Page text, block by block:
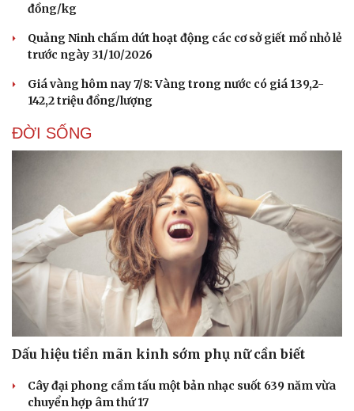
Cải chính
đồng/kg
Quảng Ninh chấm dứt hoạt động các cơ sở giết mổ nhỏ lẻ
trước ngày 31/10/2026
Giá vàng hôm nay 7/8: Vàng trong nước có giá 139,2-
142,2 triệu đồng/lượng
ĐỜI SỐNG
Dấu hiệu tiền mãn kinh sớm phụ nữ cần biết
Cây đại phong cầm tấu một bản nhạc suốt 639 năm vừa
chuyển hợp âm thứ 17